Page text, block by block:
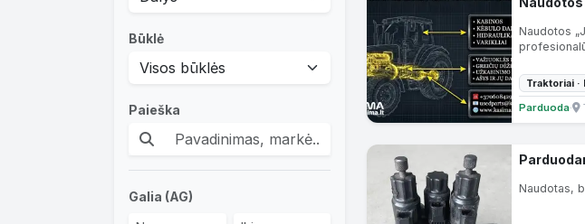
Būklė
Paieška
Galia (AG)
Naudotos
Traktoriai ·
Parduoda·
Naudotas,